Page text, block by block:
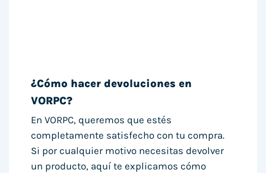
¿Cómo hacer devoluciones en
VORPC?
En VORPC, queremos que estés
completamente satisfecho con tu compra.
Si por cualquier motivo necesitas devolver
un producto, aquí te explicamos cómo